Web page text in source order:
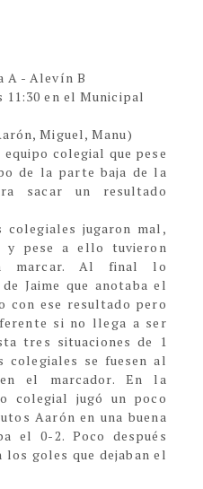
A - Alevín B
11:30 en el Municipal
Miguel, Manu)
colegial que pese
de la parte baja de la
sacar un resultado
jugaron mal,
y pese a ello tuvieron
marcar. Al final lo
Jaime que anotaba el
con ese resultado pero
si no llega a ser
tres situaciones de 1
se fuesen al
el marcador. En la
colegial jugó un poco
Aarón en una buena
el 0-2. Poco después
los goles que dejaban el